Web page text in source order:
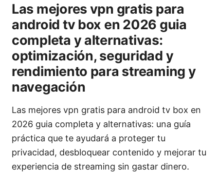
Las mejores vpn gratis para
android tv box en 2026 guia
completa y alternativas:
optimización, seguridad y
rendimiento para streaming y
navegación
Las mejores vpn gratis para android tv box en
2026 guia completa y alternativas: una guía
práctica que te ayudará a proteger tu
privacidad, desbloquear contenido y mejorar tu
experiencia de streaming sin gastar dinero.